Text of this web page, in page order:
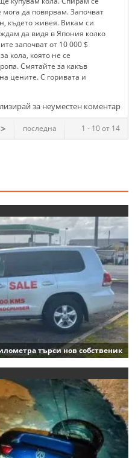
да повярвам. Започват
където живея. Викам си
да видя в Япония колко
започват от 10 000 $
кола, която не се
Смятайте за какъв
цените. С горивата и
за неуместен коментар
1 - 10 от 14
> последна
търси нов собственик